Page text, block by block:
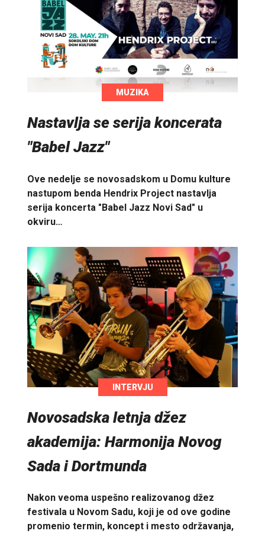
MUZIKA
Nastavlja se serija koncerata
"Babel Jazz"
Ove nedelje se novosadskom u Domu kulture
nastupom benda Hendrix Project nastavlja
serija koncerta "Babel Jazz Novi Sad" u
okviru…
INTERVJU
Novosadska letnja džez
akademija: Harmonija Novog
Sada i Dortmunda
Nakon veoma uspešno realizovanog džez
festivala u Novom Sadu, koji je od ove godine
promenio termin, koncept i mesto održavanja,